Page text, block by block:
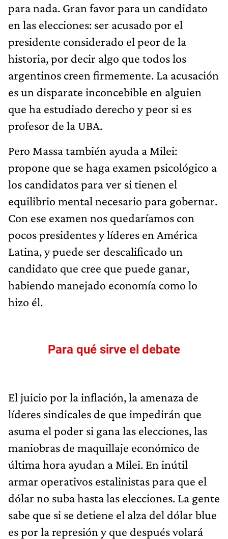
para nada. Gran favor para un candidato
en las elecciones: ser acusado por el
presidente considerado el peor de la
historia, por decir algo que todos los
argentinos creen firmemente. La acusación
es un disparate inconcebible en alguien
que ha estudiado derecho y peor si es
profesor de la UBA.
Pero Massa también ayuda a Milei:
propone que se haga examen psicológico a
los candidatos para ver si tienen el
equilibrio mental necesario para gobernar.
Con ese examen nos quedaríamos con
pocos presidentes y líderes en América
Latina, y puede ser descalificado un
candidato que cree que puede ganar,
habiendo manejado economía como lo
hizo él.
Para qué sirve el debate
El juicio por la inflación, la amenaza de
líderes sindicales de que impedirán que
asuma el poder si gana las elecciones, las
maniobras de maquillaje económico de
última hora ayudan a Milei. En inútil
armar operativos estalinistas para que el
dólar no suba hasta las elecciones. La gente
sabe que si se detiene el alza del dólar blue
es por la represión y que después volará